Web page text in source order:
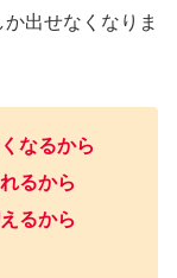
出せなくなりま
なるから
るから
るから